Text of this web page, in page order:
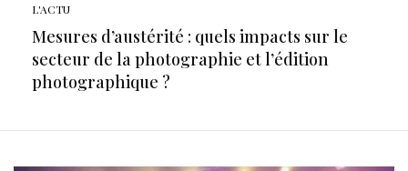
L'ACTU
Mesures d’austérité : quels impacts sur le
secteur de la photographie et l’édition
photographique ?